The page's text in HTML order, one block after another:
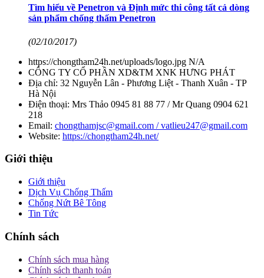
Tìm hiểu về Penetron và Định mức thi công tất cả dòng
sản phẩm chống thấm Penetron
(02/10/2017)
https://chongtham24h.net/uploads/logo.jpg N/A
CÔNG TY CỔ PHẦN XD&TM XNK HƯNG PHÁT
Địa chỉ: 32 Nguyễn Lân - Phương Liệt - Thanh Xuân - TP
Hà Nội
Điện thoại: Mrs Thảo 0945 81 88 77 / Mr Quang 0904 621
218
Email: chongthamjsc@gmail.com / vatlieu247@gmail.com
Website: https://chongtham24h.net/
Giới thiệu
Giới thiệu
Dịch Vụ Chống Thấm
Chống Nứt Bê Tông
Tin Tức
Chính sách
Chính sách mua hàng
Chính sách thanh toán